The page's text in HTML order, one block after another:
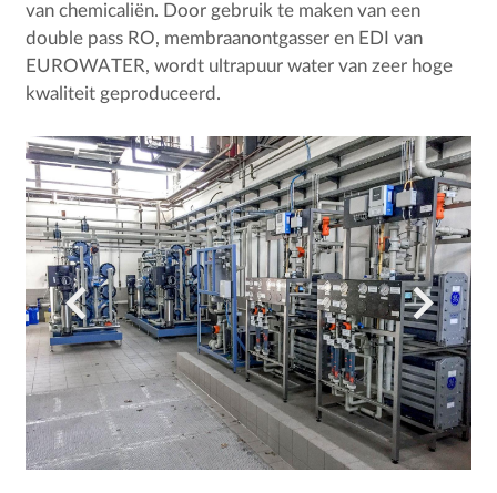
van chemicaliën. Door gebruik te maken van een
double pass RO, membraanontgasser en EDI van
EUROWATER, wordt ultrapuur water van zeer hoge
kwaliteit geproduceerd.